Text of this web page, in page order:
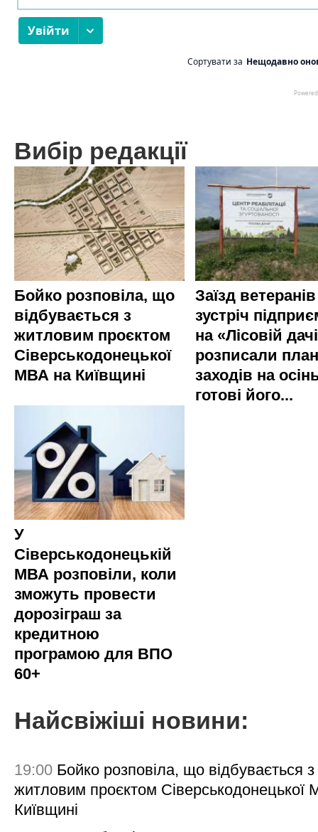
Вибір редакції
Бойко розповіла, що
відбувається з
житловим проєктом
Сіверськодонецької
МВА на Київщині
Заїзд
зустріч
на «Лісовій
розписали план
заходів на
готові його...
У
Сіверськодонецькій
МВА розповіли, коли
зможуть провести
дорозіграш за
кредитною
програмою для ВПО
60+
Найсвіжіші новини:
19:00 Бойко розповіла, що відбувається з
житловим проєктом Сіверськодонецької
Київщині